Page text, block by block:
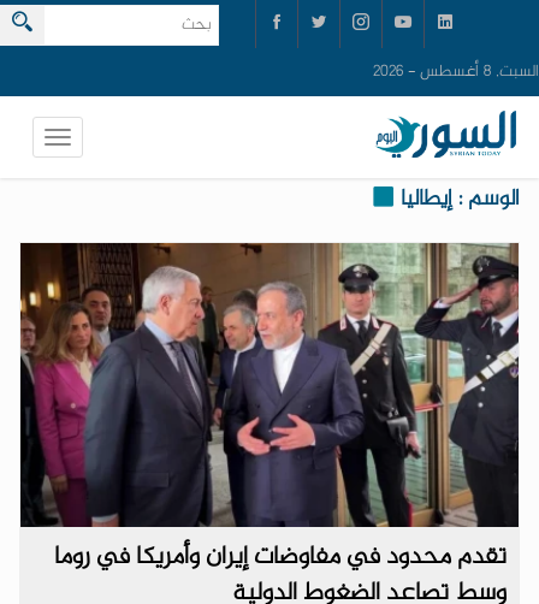
السبت, 8 أغسطس - 2026
الوسم : إيطاليا
تقدم محدود في مفاوضات إيران وأمريكا في روما
وسط تصاعد الضغوط الدولية